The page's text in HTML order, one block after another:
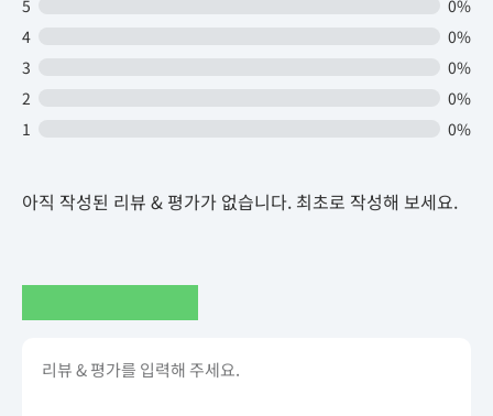
5
0%
4
0%
3
0%
2
0%
1
0%
아직 작성된 리뷰 & 평가가 없습니다. 최초로 작성해 보세요.